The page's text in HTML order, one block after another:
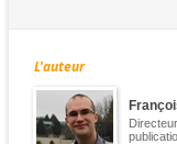
L'auteur